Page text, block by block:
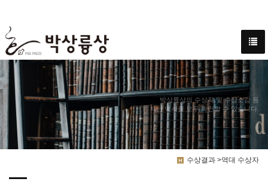
박상륭상의 수상작 및 수상소감 등
지난 역사를 모두 확인할 수 있습니다.
수상결과 >역대 수상자